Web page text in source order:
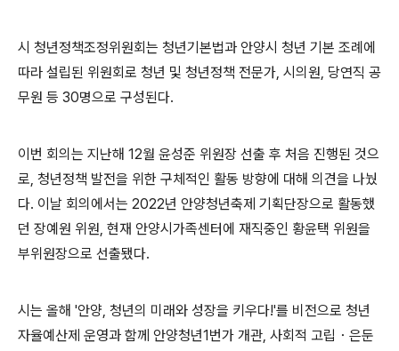
시 청년정책조정위원회는 청년기본법과 안양시 청년 기본 조례에
따라 설립된 위원회로 청년 및 청년정책 전문가, 시의원, 당연직 공
무원 등 30명으로 구성된다.
이번 회의는 지난해 12월 윤성준 위원장 선출 후 처음 진행된 것으
로, 청년정책 발전을 위한 구체적인 활동 방향에 대해 의견을 나눴
다. 이날 회의에서는 2022년 안양청년축제 기획단장으로 활동했
던 장예원 위원, 현재 안양시가족센터에 재직중인 황윤택 위원을
부위원장으로 선출됐다.
시는 올해 '안양, 청년의 미래와 성장을 키우다!'를 비전으로 청년
자율예산제 운영과 함께 안양청년1번가 개관, 사회적 고립 ・ 은둔